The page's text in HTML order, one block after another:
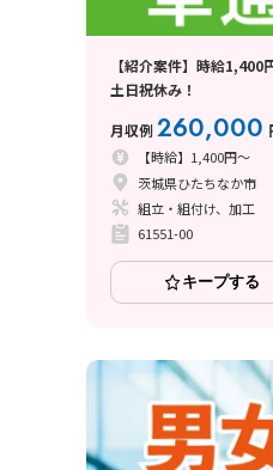
【紹介案件】時給
土日祝休み！
月収例260,000
【時給】1,400円～
茨城県ひたちなか市
組立・組付け、加工
61551-00
キープする